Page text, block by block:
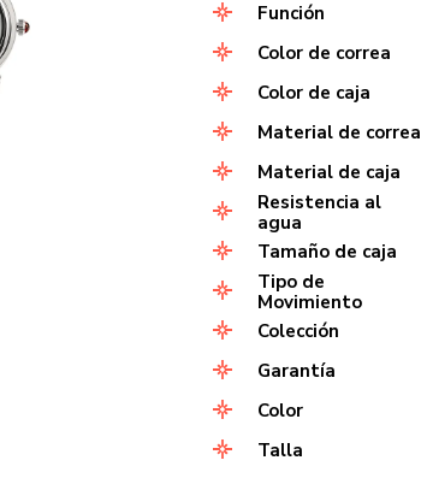
Función
Color de correa
Color de caja
Material de correa
Material de caja
Resistencia al
agua
Tamaño de caja
Tipo de
Movimiento
Colección
Garantía
Color
Talla